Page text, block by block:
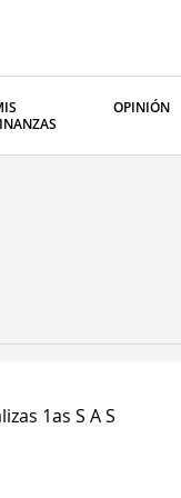
OPINIÓN
1as S A S